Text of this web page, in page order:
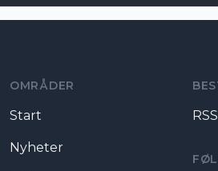
OMRÅDER
Start
Nyheter